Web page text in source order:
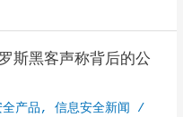
斯黑客声称背后的公
产品 ,信息安全新闻
/